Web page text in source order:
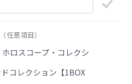
（任意項目）
ロスコープ・コレクシ
コレクション【1BOX